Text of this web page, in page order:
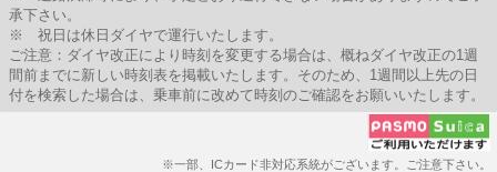
承下さい。
※ 祝日は休日ダイヤで運行いたします。
ご注意：ダイヤ改正により時刻を変更する場合は、概ねダイヤ改正の1週
間前までに新しい時刻表を掲載いたします。そのため、1週間以上先の日
付を検索した場合は、乗車前に改めて時刻のご確認をお願いいたします。
※一部、ICカード非対応系統がございます。ご注意下さい。